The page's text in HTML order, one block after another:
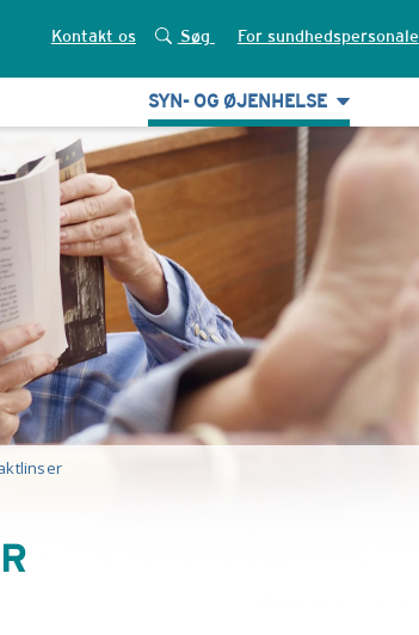
Kontakt os Søg For sundhedspersonale
SYN- OG ØJENHELSE